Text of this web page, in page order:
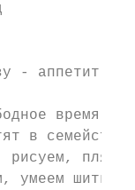
- аппетит!
время
в семействе
рисуем,
умеем шить,